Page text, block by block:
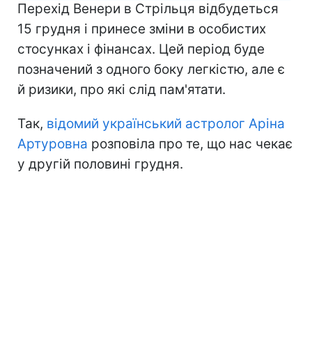
Перехід Венери в Стрільця відбудеться
15 грудня і принесе зміни в особистих
стосунках і фінансах. Цей період буде
позначений з одного боку легкістю, але є
й ризики, про які слід пам'ятати.
Так, відомий український астролог Аріна
Артуровна розповіла про те, що нас чекає
у другій половині грудня.